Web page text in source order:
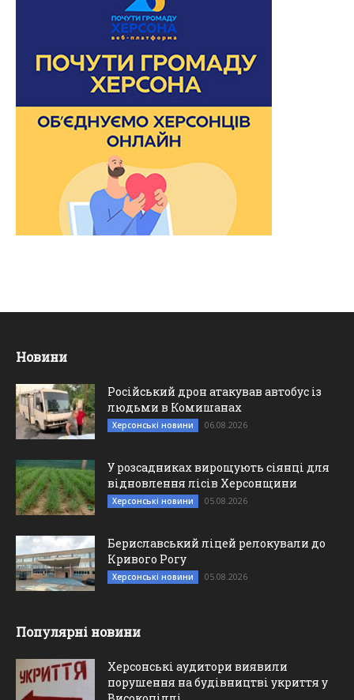
Новини
Російський дрон атакував автобус із
людьми в Комишанах
Херсонські новини 06.08.2026
У розсадниках вирощують сіянці для
відновлення лісів Херсонщини
Херсонські новини 05.08.2026
Бериславський ліцей релокували до
Кривого Рогу
Херсонські новини 05.08.2026
Популярні новини
Херсонські аудитори виявили
порушення на будівництві укриття у